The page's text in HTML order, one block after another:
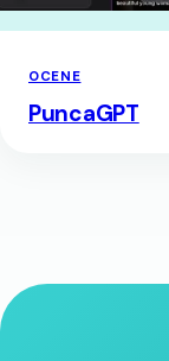
OCENE
PuncaGPT